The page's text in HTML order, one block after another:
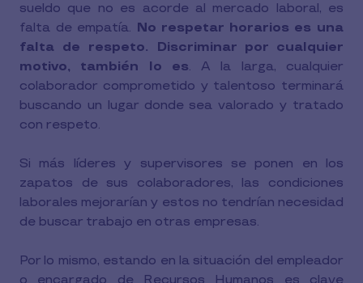
sueldo que no es acorde al mercado laboral, es
falta de empatía. No respetar horarios es una
falta de respeto. Discriminar por cualquier
motivo, también lo es. A la larga, cualquier
colaborador comprometido y talentoso terminará
buscando un lugar donde sea valorado y tratado
con respeto.
Si más líderes y supervisores se ponen en los
zapatos de sus colaboradores, las condiciones
laborales mejorarían y estos no tendrían necesidad
de buscar trabajo en otras empresas.
Por lo mismo, estando en la situación del empleador